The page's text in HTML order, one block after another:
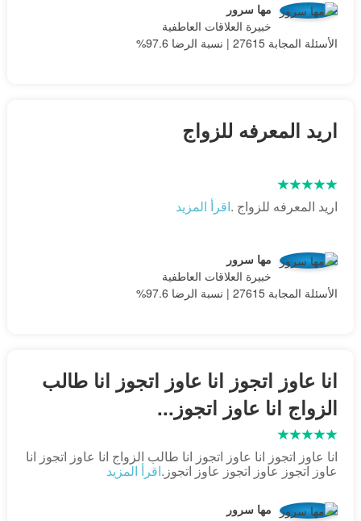
مها سرور
خبيرة العلاقات العاطفية
الأسئلة المجابة 27615 | نسبة الرضا 97.6%
اريد المعرفه للزواج
اريد المعرفه للزواج .اقرأ المزيد
مها سرور
خبيرة العلاقات العاطفية
الأسئلة المجابة 27615 | نسبة الرضا 97.6%
انا عاوز اتجوز انا عاوز اتجوز انا طالب
الزواج انا عاوز اتجوز...
انا عاوز اتجوز انا عاوز اتجوز انا طالب الزواج انا عاوز اتجوز انا
عاوز اتجوز عاوز اتجوز عاوز اتجوز.اقرأ المزيد
مها سرور